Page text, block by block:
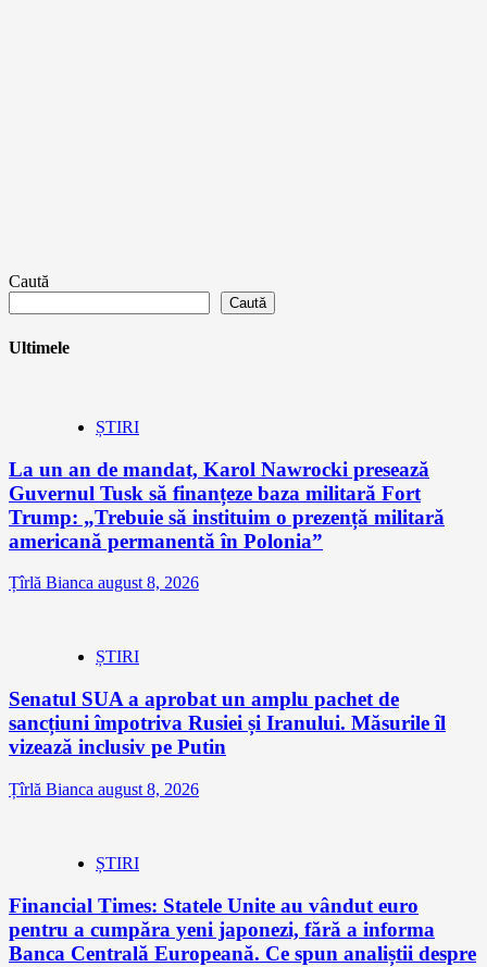
Caută
Caută
Ultimele
ȘTIRI
La un an de mandat, Karol Nawrocki presează
Guvernul Tusk să finanțeze baza militară Fort
Trump: „Trebuie să instituim o prezență militară
americană permanentă în Polonia”
Țîrlă Bianca august 8, 2026
ȘTIRI
Senatul SUA a aprobat un amplu pachet de
sancțiuni împotriva Rusiei și Iranului. Măsurile îl
vizează inclusiv pe Putin
Țîrlă Bianca august 8, 2026
ȘTIRI
Financial Times: Statele Unite au vândut euro
pentru a cumpăra yeni japonezi, fără a informa
Banca Centrală Europeană. Ce spun analiștii despre